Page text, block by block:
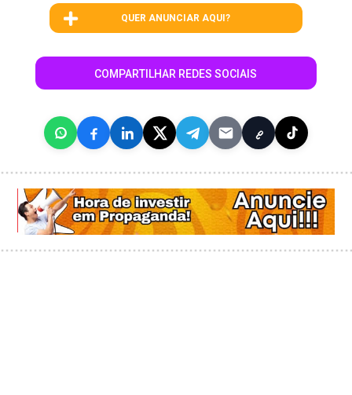
QUER ANUNCIAR AQUI?
COMPARTILHAR REDES SOCIAIS